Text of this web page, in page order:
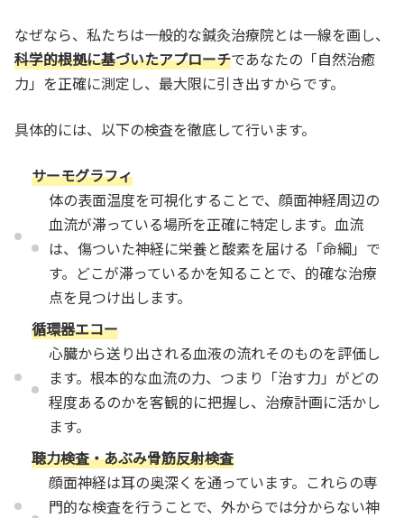
なぜなら、私たちは一般的な鍼灸治療院とは一線を画し、
科学的根拠に基づいたアプローチであなたの「自然治癒
力」を正確に測定し、最大限に引き出すからです。
具体的には、以下の検査を徹底して行います。
サーモグラフィ
体の表面温度を可視化することで、顔面神経周辺の
血流が滞っている場所を正確に特定します。血流
は、傷ついた神経に栄養と酸素を届ける「命綱」で
す。どこが滞っているかを知ることで、的確な治療
点を見つけ出します。
循環器エコー
心臓から送り出される血液の流れそのものを評価し
ます。根本的な血流の力、つまり「治す力」がどの
程度あるのかを客観的に把握し、治療計画に活かし
ます。
聴力検査・あぶみ骨筋反射検査
顔面神経は耳の奥深くを通っています。これらの専
門的な検査を行うことで、外からでは分からない神